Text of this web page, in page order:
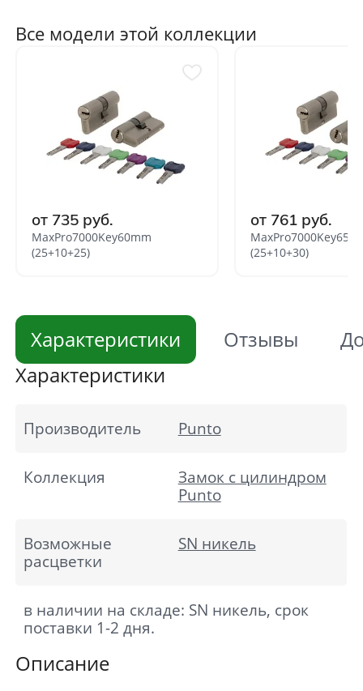
Все модели этой коллекции
от 735 руб.
MaxPro7000Key60mm
(25+10+25)
от 761 руб.
(25+10+30)
Характеристики Отзывы
Характеристики
Производитель Punto
Коллекция
Замок с цилиндром
Punto
Возможные
расцветки
SN никель
в наличии на складе: SN никель, срок
поставки 1-2 дня.
Описание